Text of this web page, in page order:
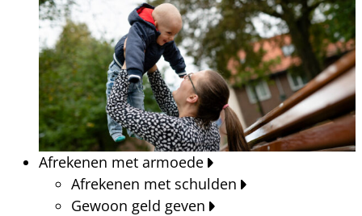
Afrekenen met armoede
Afrekenen met schulden
Gewoon geld geven